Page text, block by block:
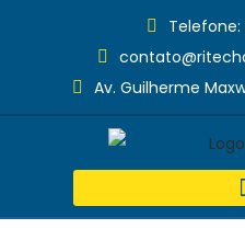
Telefone:
Av. Guilherme